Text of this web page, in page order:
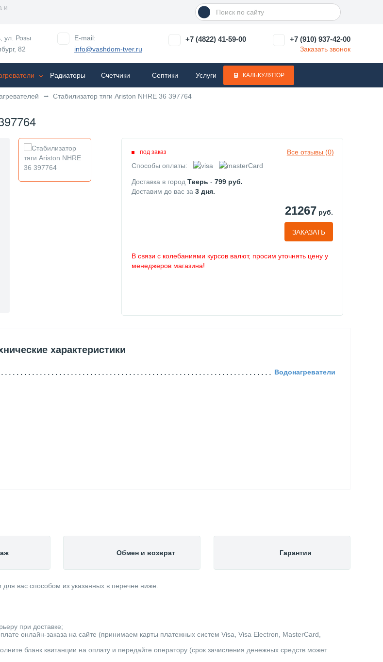
и
ул. Розы
82
E-mail:
info@vashdom-tver.ru
+7 (4822) 41-59-00 +7 (910) 937-42-00
Заказать звонок
Радиаторы Cчетчики Септики Услуги КАЛЬКУЛЯТОР
Стабилизатор тяги Ariston NHRE 36 397764
Все отзывы (0)
под заказ
Способы оплаты:
Доставка в город Тверь - 799 руб.
Доставим до вас за 3 дня.
21267 руб.
ЗАКАЗАТЬ
В связи с колебаниями курсов валют, просим уточнять цену у
менеджеров магазина!
характеристики
Водонагреватели
вас способом из указанных в перечне ниже.
при доставке;
онлайн-заказа на сайте (принимаем карты платежных систем Visa, Visa Electron, MasterCard,
бланк квитанции на оплату и передайте оператору (срок зачисления денежных средств может
Обмен и возврат Гарантии